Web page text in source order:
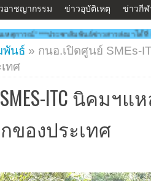
อาชญากรรม ข่าวอุบัติเหตุ ข่าวกี
พันธ์ข่าวสารส่งมาได้ที่
พันธ์ » กนอ.เปิดศูนย์ SMEs-
ทศ
ITC นิคมฯ
ของประเทศ